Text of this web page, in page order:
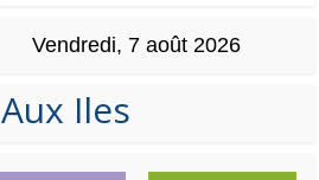
Vendredi, 7 août 2026
Aux Iles